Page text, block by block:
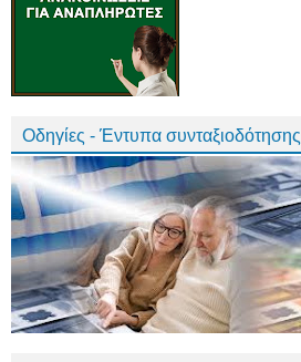
Οδηγίες - Έντυπα συνταξιοδότησης